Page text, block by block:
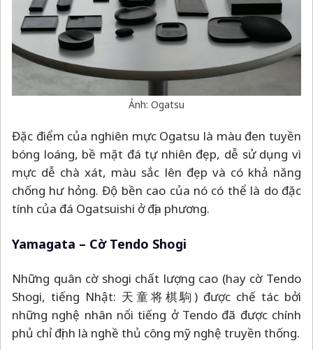
Ảnh: Ogatsu
Đặc điểm của nghiên mực Ogatsu là màu đen tuyền
bóng loáng, bề mặt đá tự nhiên đẹp, dễ sử dụng vì
mực dễ chà xát, màu sắc lên đẹp và có khả năng
chống hư hỏng. Độ bền cao của nó có thể là do đặc
tính của đá Ogatsuishi ở địa phương.
Yamagata – Cờ Tendo Shogi
Những quân cờ shogi chất lượng cao (hay cờ Tendo
Shogi, tiếng Nhật: 天童将棋駒) được chế tác bởi
những nghệ nhân nổi tiếng ở Tendo đã được chính
phủ chỉ định là nghề thủ công mỹ nghệ truyền thống.